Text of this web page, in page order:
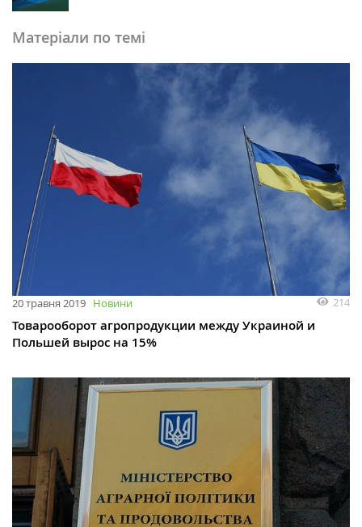
Матеріали по темі
20 травня 2019 Новини 214
Товарооборот агропродукции между Украиной и
Польшей вырос на 15%